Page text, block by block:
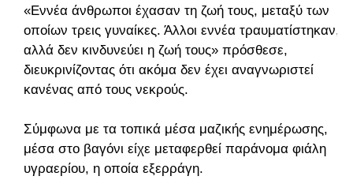
«Εννέα άνθρωποι έχασαν τη ζωή τους, μεταξύ των
οποίων τρεις γυναίκες. Άλλοι εννέα τραυματίστηκαν,
αλλά δεν κινδυνεύει η ζωή τους» πρόσθεσε,
διευκρινίζοντας ότι ακόμα δεν έχει αναγνωριστεί
κανένας από τους νεκρούς.
Σύμφωνα με τα τοπικά μέσα μαζικής ενημέρωσης,
μέσα στο βαγόνι είχε μεταφερθεί παράνομα φιάλη
υγραερίου, η οποία εξερράγη.